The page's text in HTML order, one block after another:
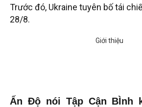
Trước đó, Ukraine tuyên bố tái
28/8.
Ấn Độ nói Tập Cận BÌnh